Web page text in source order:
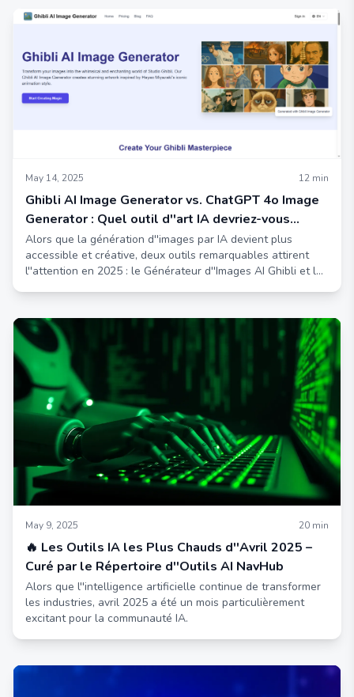
May 14, 2025 12 min
Ghibli AI Image Generator vs. ChatGPT 4o Image
Generator : Quel outil d''art IA devriez-vous
choisir ?
Alors que la génération d''images par IA devient plus
accessible et créative, deux outils remarquables attirent
l''attention en 2025 : le Générateur d''Images AI Ghibli et le
May 9, 2025 20 min
🔥 Les Outils IA les Plus Chauds d''Avril 2025 –
Curé par le Répertoire d''Outils AI NavHub
Alors que l''intelligence artificielle continue de transformer
les industries, avril 2025 a été un mois particulièrement
excitant pour la communauté IA.